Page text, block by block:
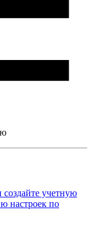
учетную
настроек по